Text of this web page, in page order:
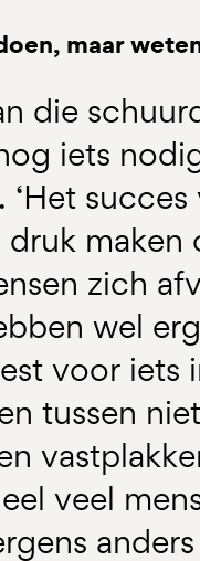
maar
die
iets
zich
wel
voor iets
tussen
veel